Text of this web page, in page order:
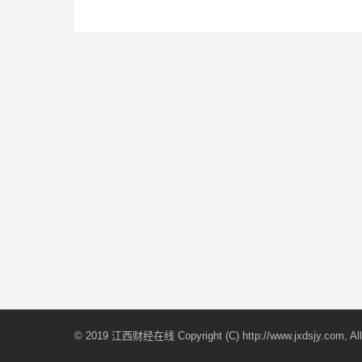
© 2019 江西财经在线 Copyright (C) http://www.jxdsjy.com,